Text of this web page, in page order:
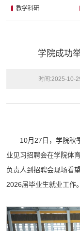
教学科研
学院成功
时间:2025-10-
10月27日，学院秋
业见习招聘会在学院体
负责人到招聘会现场看
2026届毕业生就业工作。